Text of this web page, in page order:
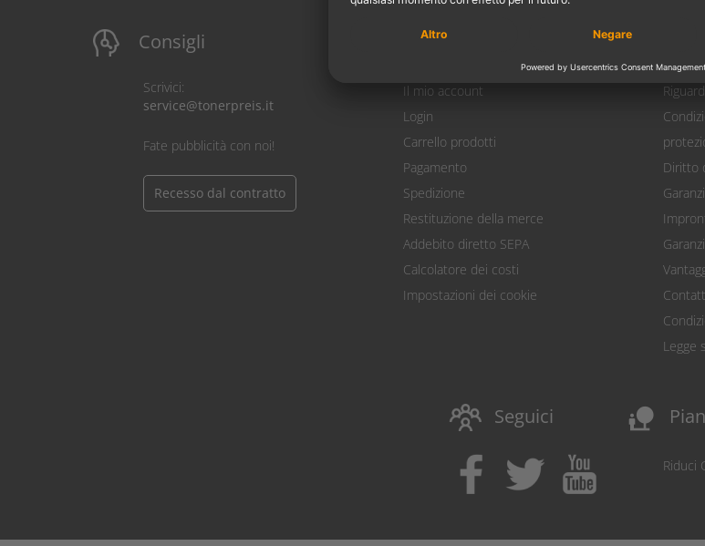
Consigli
Scrivici:
service@tonerpreis.it
Fate pubblicità con noi!
Recesso dal contratto
Il mio account
Il mio account
Login
Carrello prodotti
Pagamento
Spedizione
Restituzione della merce
Addebito diretto SEPA
Calcolatore dei costi
Impostazioni dei cookie
Diritto
Legge
Seguici nature_people
Riduci